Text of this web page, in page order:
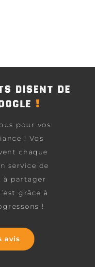
DISENT DE
!
pour vos
! Vos
chaque
service de
à partager
grâce à
!
avis